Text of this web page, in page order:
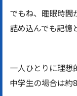
でもね、睡眠時間
詰め込んでも記憶
一人ひとりに理想
中学生の場合は約